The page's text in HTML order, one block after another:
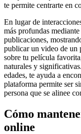
te permite centrarte en
En lugar de
más profundas
publicaciones,
publicar un video de un
sobre tu película
naturales y
edades, te ayuda a
plataforma permite ser
persona que se alinee
Cómo
online